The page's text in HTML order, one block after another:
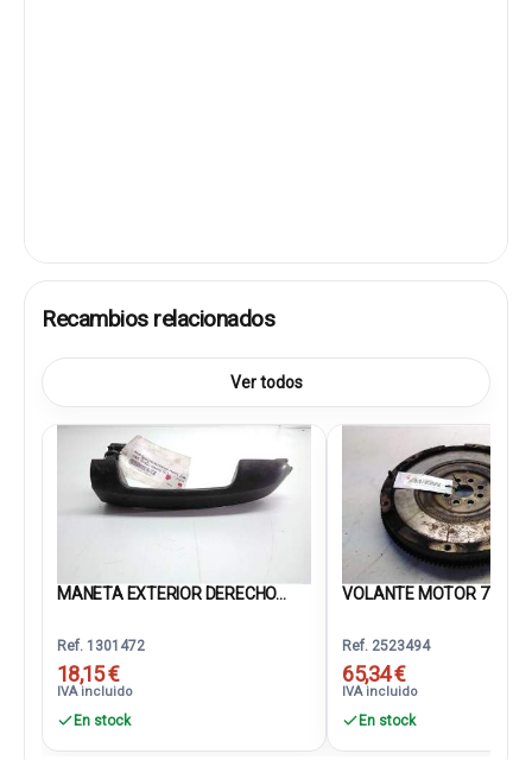
Recambios relacionados
Ver todos
MANETA EXTERIOR DERECHO...
Ref. 1301472
18,15 €
IVA incluido
En stock
VOLANTE MOTOR
Ref. 2523494
65,34 €
IVA incluido
En stock